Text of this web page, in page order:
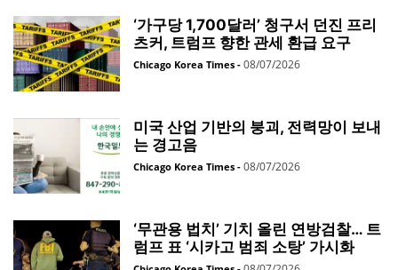
‘가구당 1,700달러’ 청구서 던진 프리
츠커, 트럼프 향한 관세 환급 요구
Chicago Korea Times - 08/07/2026
미국 산업 기반의 붕괴, 전력망이 보내
는 경고음
Chicago Korea Times - 08/07/2026
‘무관용 법치’ 기치 올린 연방검찰… 트
럼프 표 ‘시카고 범죄 소탕’ 가시화